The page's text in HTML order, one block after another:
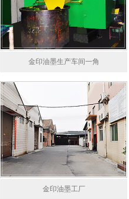
金印油墨生产车间一角
金印油墨工厂